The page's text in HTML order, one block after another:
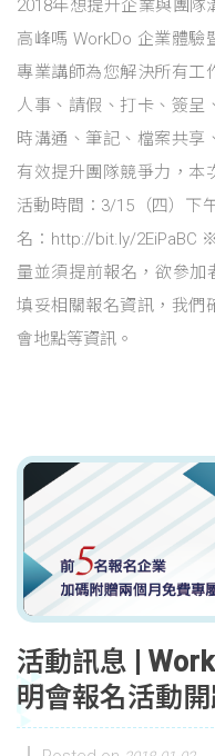
2018年想提升企業與團隊
高峰嗎 WorkDo 企業體
專業講師為您解決所有工
人事、請假、打卡、簽呈
時溝通、筆記、檔案共享
有效提升團隊競爭力，本
活動時間：3/15（四）下
名：http://bit.ly/2EiPaBC
量並須提前報名，欲參加
填妥相關報名資訊，我們
會地點等資訊。
活動訊息 |
明會報名活動